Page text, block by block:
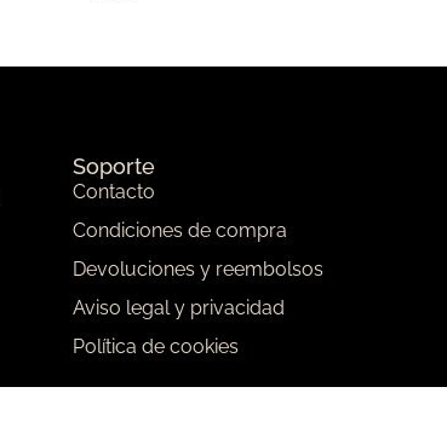
Soporte
Contacto
Condiciones de compra
Devoluciones y reembolsos
Aviso legal y privacidad
Política de cookies